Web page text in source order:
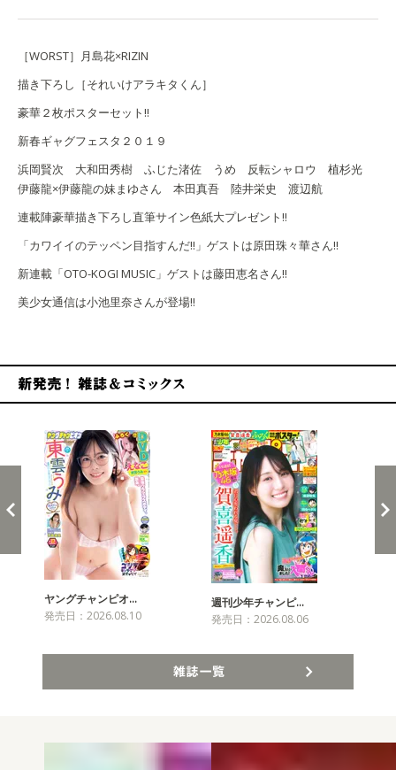
［WORST］月島花×RIZIN
描き下ろし［それいけアラキタくん］
豪華２枚ポスターセット!!
新春ギャグフェスタ２０１９
浜岡賢次 大和田秀樹 ふじた渚佐 うめ 反転シャロウ 植杉光
伊藤龍×伊藤龍の妹まゆさん 本田真吾 陸井栄史 渡辺航
連載陣豪華描き下ろし直筆サイン色紙大プレゼント!!
「カワイイのテッペン目指すんだ!!」ゲストは原田珠々華さん!!
新連載「OTO-KOGI MUSIC」ゲストは藤田恵名さん!!
美少女通信は小池里奈さんが登場!!
ヤングチャンピオ…
発売日：2026.08.10
週刊少年チャンピ…
発売日：2026.08.06